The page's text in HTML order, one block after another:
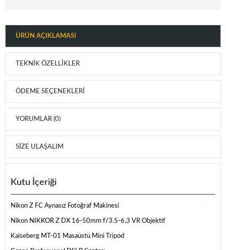
ÜRÜN AÇIKLAMASI
TEKNIK ÖZELLIKLER
ÖDEME SEÇENEKLERI
YORUMLAR (0)
SIZE ULAŞALIM
Kutu İçeriği
Nikon Z FC Aynasız Fotoğraf Makinesi
Nikon NIKKOR Z DX 16-50mm f/3.5-6.3 VR Objektif
Kaiseberg MT-01 Masaüstü Mini Tripod